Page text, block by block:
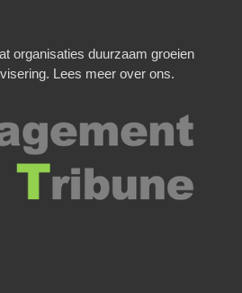
organisaties duurzaam groeien
Lees meer over ons.